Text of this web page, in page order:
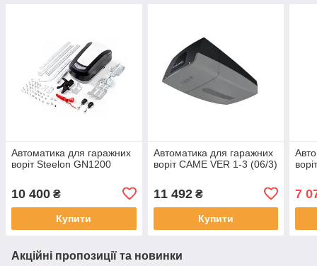
Автоматика для гаражних
воріт Steelon GN1200
10 400 ₴
Купити
Автоматика для гаражних
воріт CAME VER 1-3 (06/3)
11 492₴
Купити
7
Акційні пропозиції та новинки